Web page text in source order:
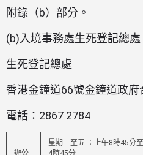
附錄（b）部分。
(b)入境事務處生死登記總處
生死登記總處
香港金鐘道66號金鐘道政
電話：2867 2784
辦公
星期一至五 ：上午8時45分
4時45分